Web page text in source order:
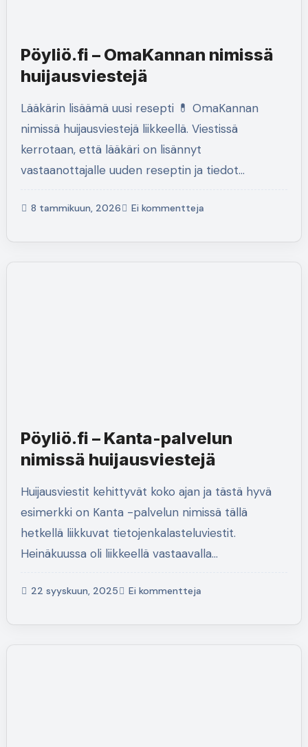
Pöyliö.fi – OmaKannan nimissä
huijausviestejä
Lääkärin lisäämä uusi resepti 💊 OmaKannan
nimissä huijausviestejä liikkeellä. Viestissä
kerrotaan, että lääkäri on lisännyt
vastaanottajalle uuden reseptin ja tiedot…
8 tammikuun, 2026 Ei kommentteja
Pöyliö.fi – Kanta-palvelun
nimissä huijausviestejä
Huijausviestit kehittyvät koko ajan ja tästä hyvä
esimerkki on Kanta -palvelun nimissä tällä
hetkellä liikkuvat tietojenkalasteluviestit.
Heinäkuussa oli liikkeellä vastaavalla…
22 syyskuun, 2025 Ei kommentteja